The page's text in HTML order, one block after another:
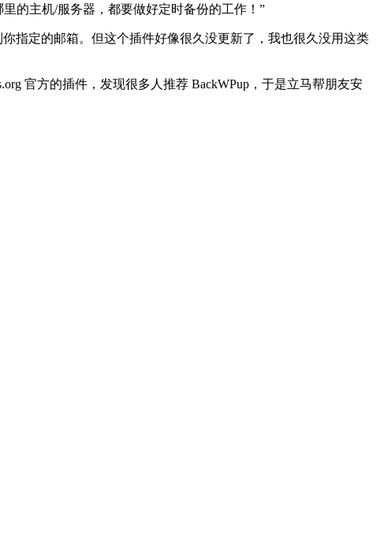
的主机/服务器，都要做好定时备份的工作！”
指定的邮箱。但这个插件好像很久没更新了，我也很久没用这类
官方的插件，发现很多人推荐 BackWPup，于是立马帮朋友安